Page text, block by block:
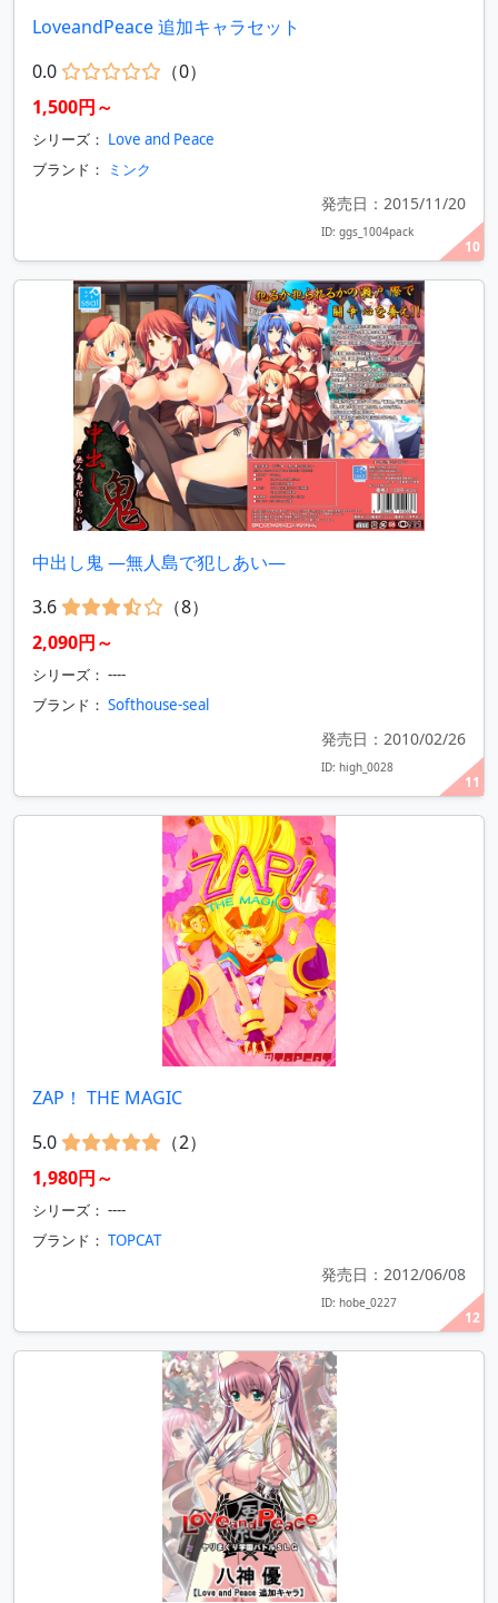
10
LoveandPeace 追加キャラセット
0.0
（0）
1,500円～
シリーズ： Love and Peace
ブランド：
ミンク
発売日：2015/11/20
ID: ggs_1004pack
11
中出し鬼 ―無人島で犯しあい―
3.6
（8）
2,090円～
シリーズ： ----
ブランド： Softhouse-seal
発売日：2010/02/26
ID: high_0028
12
ZAP！ THE MAGIC
5.0
（2）
1,980円～
シリーズ： ----
ブランド： TOPCAT
発売日：2012/06/08
ID: hobe_0227